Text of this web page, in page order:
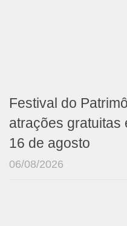
Festival do
atrações gratuitas
16 de agosto
06/08/2026